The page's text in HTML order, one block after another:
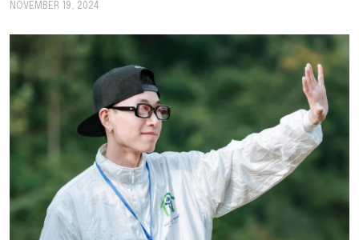
NOVEMBER 19, 2024